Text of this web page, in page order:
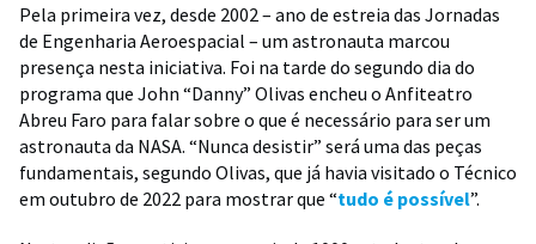
Pela primeira vez, desde 2002 – ano de estreia das Jornadas
de Engenharia Aeroespacial – um astronauta marcou
presença nesta iniciativa. Foi na tarde do segundo dia do
programa que John “Danny” Olivas encheu o Anfiteatro
Abreu Faro para falar sobre o que é necessário para ser um
astronauta da NASA. “Nunca desistir” será uma das peças
fundamentais, segundo Olivas, que já havia visitado o Técnico
em outubro de 2022 para mostrar que “tudo é possível”.